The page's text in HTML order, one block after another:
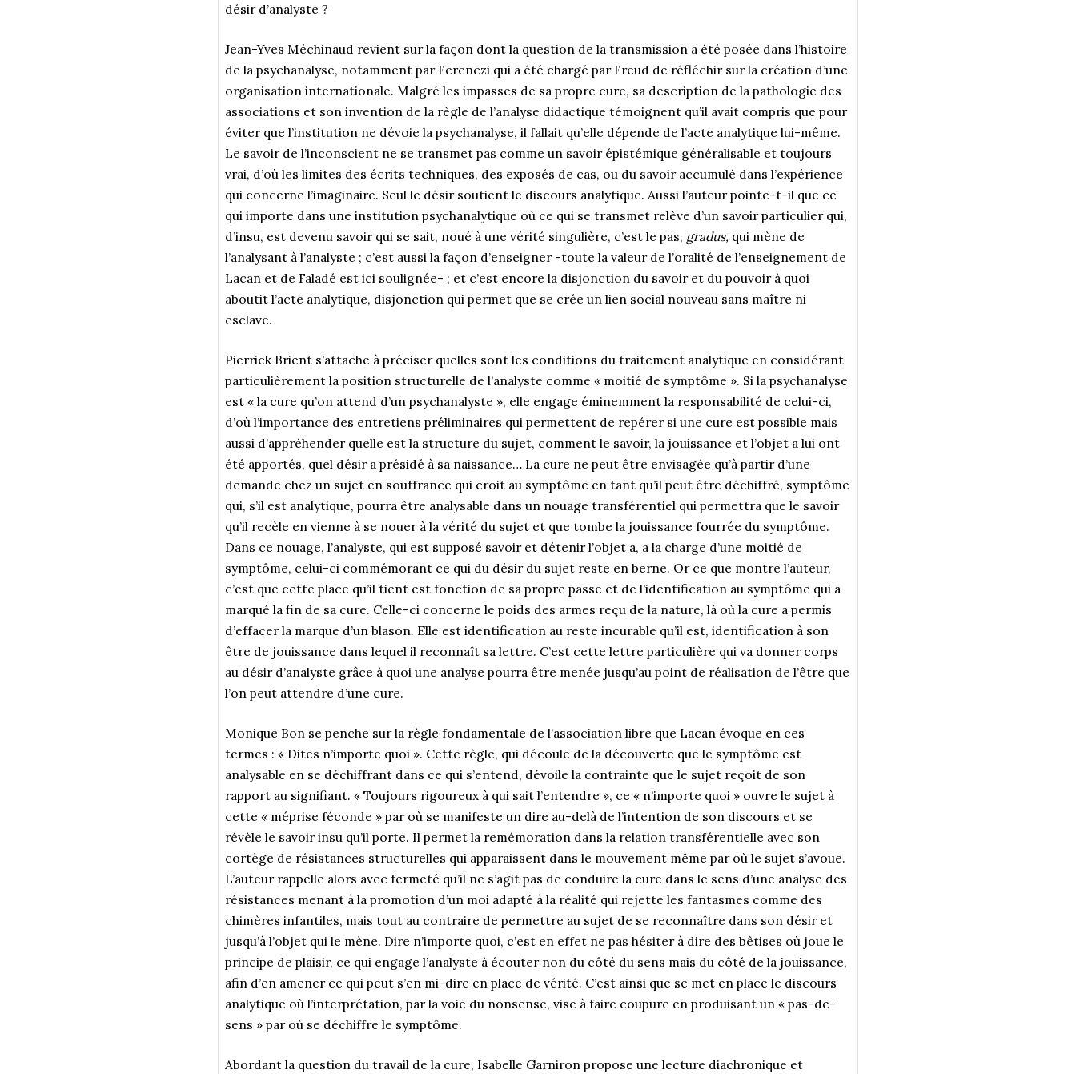
désir d’analyste ?
Jean-Yves Méchinaud revient sur la façon dont la question de la transmission a été posée dans l’histoire
de la psychanalyse, notamment par Ferenczi qui a été chargé par Freud de réfléchir sur la création d’une
organisation internationale. Malgré les impasses de sa propre cure, sa description de la pathologie des
associations et son invention de la règle de l’analyse didactique témoignent qu’il avait compris que pour
éviter que l’institution ne dévoie la psychanalyse, il fallait qu’elle dépende de l’acte analytique lui-même.
Le savoir de l’inconscient ne se transmet pas comme un savoir épistémique généralisable et toujours
vrai, d’où les limites des écrits techniques, des exposés de cas, ou du savoir accumulé dans l’expérience
qui concerne l’imaginaire. Seul le désir soutient le discours analytique. Aussi l’auteur pointe-t-il que ce
qui importe dans une institution psychanalytique où ce qui se transmet relève d’un savoir particulier qui,
d’insu, est devenu savoir qui se sait, noué à une vérité singulière, c’est le pas, gradus, qui mène de
l’analysant à l’analyste ; c’est aussi la façon d’enseigner -toute la valeur de l’oralité de l’enseignement de
Lacan et de Faladé est ici soulignée- ; et c’est encore la disjonction du savoir et du pouvoir à quoi
aboutit l’acte analytique, disjonction qui permet que se crée un lien social nouveau sans maître ni
esclave.
Pierrick Brient s’attache à préciser quelles sont les conditions du traitement analytique en considérant
particulièrement la position structurelle de l’analyste comme « moitié de symptôme ». Si la psychanalyse
est « la cure qu’on attend d’un psychanalyste », elle engage éminemment la responsabilité de celui-ci,
d’où l’importance des entretiens préliminaires qui permettent de repérer si une cure est possible mais
aussi d’appréhender quelle est la structure du sujet, comment le savoir, la jouissance et l’objet a lui ont
été apportés, quel désir a présidé à sa naissance… La cure ne peut être envisagée qu’à partir d’une
demande chez un sujet en souffrance qui croit au symptôme en tant qu’il peut être déchiffré, symptôme
qui, s’il est analytique, pourra être analysable dans un nouage transférentiel qui permettra que le savoir
qu’il recèle en vienne à se nouer à la vérité du sujet et que tombe la jouissance fourrée du symptôme.
Dans ce nouage, l’analyste, qui est supposé savoir et détenir l’objet a, a la charge d’une moitié de
symptôme, celui-ci commémorant ce qui du désir du sujet reste en berne. Or ce que montre l’auteur,
c’est que cette place qu’il tient est fonction de sa propre passe et de l’identification au symptôme qui a
marqué la fin de sa cure. Celle-ci concerne le poids des armes reçu de la nature, là où la cure a permis
d’effacer la marque d’un blason. Elle est identification au reste incurable qu’il est, identification à son
être de jouissance dans lequel il reconnaît sa lettre. C’est cette lettre particulière qui va donner corps
au désir d’analyste grâce à quoi une analyse pourra être menée jusqu’au point de réalisation de l’être que
l’on peut attendre d’une cure.
Monique Bon se penche sur la règle fondamentale de l’association libre que Lacan évoque en ces
termes : « Dites n’importe quoi ». Cette règle, qui découle de la découverte que le symptôme est
analysable en se déchiffrant dans ce qui s’entend, dévoile la contrainte que le sujet reçoit de son
rapport au signifiant. « Toujours rigoureux à qui sait l’entendre », ce « n’importe quoi » ouvre le sujet à
cette « méprise féconde » par où se manifeste un dire au-delà de l’intention de son discours et se
révèle le savoir insu qu’il porte. Il permet la remémoration dans la relation transférentielle avec son
cortège de résistances structurelles qui apparaissent dans le mouvement même par où le sujet s’avoue.
L’auteur rappelle alors avec fermeté qu’il ne s’agit pas de conduire la cure dans le sens d’une analyse des
résistances menant à la promotion d’un moi adapté à la réalité qui rejette les fantasmes comme des
chimères infantiles, mais tout au contraire de permettre au sujet de se reconnaître dans son désir et
jusqu’à l’objet qui le mène. Dire n’importe quoi, c’est en effet ne pas hésiter à dire des bêtises où joue le
principe de plaisir, ce qui engage l’analyste à écouter non du côté du sens mais du côté de la jouissance,
afin d’en amener ce qui peut s’en mi-dire en place de vérité. C’est ainsi que se met en place le discours
analytique où l’interprétation, par la voie du nonsense, vise à faire coupure en produisant un « pas-de-
sens » par où se déchiffre le symptôme.
Abordant la question du travail de la cure, Isabelle Garniron propose une lecture diachronique et